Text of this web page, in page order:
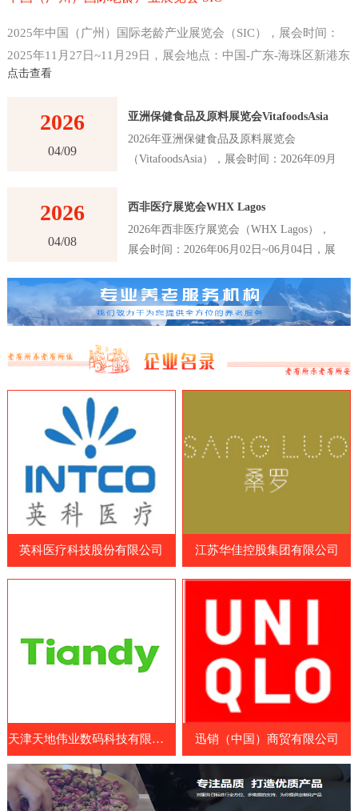
2025年中国（广州）国际老龄产业展览会（SIC），展会时间：
2025年11月27日~11月29日，展会地点：中国-广东-海珠区新港东
路1000号-广州保利世贸博览馆，主办方：中国老龄产业协会 、
点击查看
2026
04/09
亚洲保健食品及原料展览会VitafoodsAsia
2026年亚洲保健食品及原料展览会
（VitafoodsAsia），展会时间：2026年09月
New Ratchadapisek Rd., Khlong Toei,
家会议中心（QSNCC），主办方：Informa
积：30000平米，参展观众：41000人，参展
商数量及参展品牌达到1120家。亚洲保健食
品及原料展览会VitafoodsAsia首届举办时间
展览会之一。展览会每年举办一次，为参展
商和观众提供了一个交流和合作的平台，以
世界各地的专业人士和制造商，包括保健食
品和营养补充剂制造商、原料和配料供应
商、包装和设备制造商等。参展国家包括中
国、日本、韩国、澳大利亚、美国、欧洲
等。展览会涵盖了各种保健食品及原料领
学用途食品、天然保健
2026
04/08
西非医疗展览会WHX Lagos
2026年西非医疗展览会（WHX Lagos），
展会时间：2026年06月02日~06月04日，展
Corporation Dr, Victoria Island 106104,
Annex, Lagos, 尼日利亚-拉各斯世博中心，
主办方：英富曼展览集团，举办周期：一年
16147人，参展商数量及参展品牌达到180
家。西非医疗展览会WHX Lagos是西非地
展览会是医疗行业的专业展览会，吸引了来
自世界各地的医疗设备制造商、医疗器械制
造商、药品制造商、医疗耗材供应商和相关
企业等专业人士。WHX Lagos展览会展示
了最新的医疗设备、技术和服务，包括医疗
成像设备、手术器械、诊断设备、康复设
备、医疗耗材和药品等。参展商可以展示其
最新的医疗设备、技术和服务，与其他业内
Lagos展览会还提供了一系列的研讨会和论
坛，向参展商和参观者提供了医疗行业的最
新见解、经验和知识。展览会
英科医疗科技股份有限公司 江苏华佳控股集团有限公司
天津天地伟业数码科技有限公司 迅销（中国）商贸有限公司